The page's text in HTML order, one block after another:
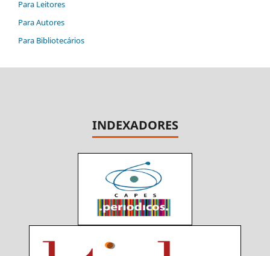
Para Leitores
Para Autores
Para Bibliotecários
INDEXADORES